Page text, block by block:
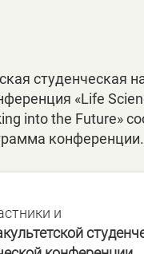
студенческая
«Life
into the Future»
конференции.
и